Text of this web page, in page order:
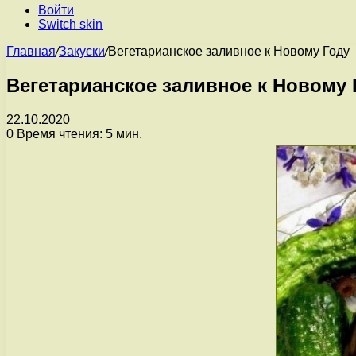
Войти
Switch skin
Главная/Закуски/Вегетарианское заливное к Новому Году
Вегетарианское заливное к Новому
22.10.2020
0 Время чтения: 5 мин.